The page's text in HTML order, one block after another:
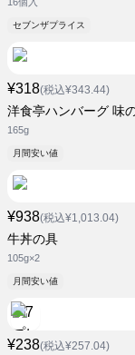
セブンザプライス
¥318(税込¥343.44)
洋食亭ハンバーグ 味
165g
月間安い値
¥938(税込¥1,013.04)
牛丼の具
105g×2
月間安い値
¥238(税込¥257.04)